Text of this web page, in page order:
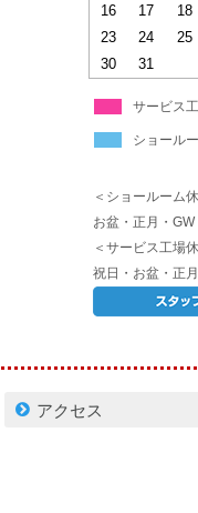
16
17 18
23
24 25
30
31
サービス
ショール
＜ショールーム
お盆・正月・GW
＜サービス工場
祝日・お盆・正
アクセス